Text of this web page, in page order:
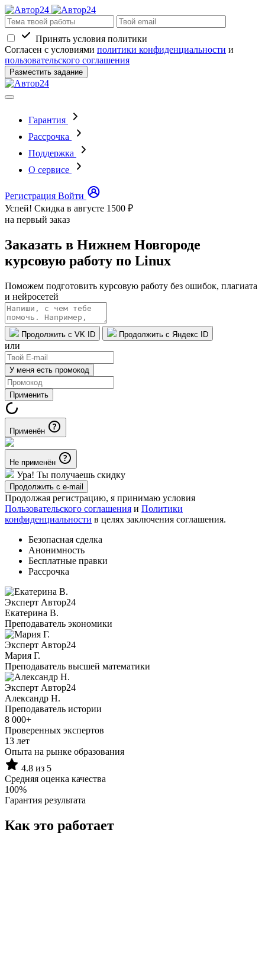
Принять условия политики
Согласен с условиями политики конфиденциальности и
пользовательского соглашения
Разместить задание
Гарантия
Рассрочка
Поддержка
О сервисе
Регистрация Войти
Успей! Скидка в августе 1500 ₽
на первый заказ
Заказать в Нижнем Новгороде
курсовую работу по Linux
Поможем подготовить курсовую работу без ошибок, плагиата
и нейросетей
Продолжить с VK ID Продолжить с Яндекс ID
или
У меня есть промокод
Применить
Применён
Не применён
Ура! Ты получаешь скидку
Продолжить с e-mail
Продолжая регистрацию, я принимаю условия
Пользовательского соглашения и Политики
конфиденциальности в целях заключения соглашения.
Безопасная сделка
Анонимность
Бесплатные правки
Рассрочка
Эксперт Автор24
Екатерина B.
Преподаватель экономики
Эксперт Автор24
Мария Г.
Преподаватель высшей математики
Эксперт Автор24
Александр Н.
Преподаватель истории
8 000+
Проверенных экспертов
13 лет
Опыта на рынке образования
4.8 из 5
Средняя оценка качества
100%
Гарантия результата
Как это работает